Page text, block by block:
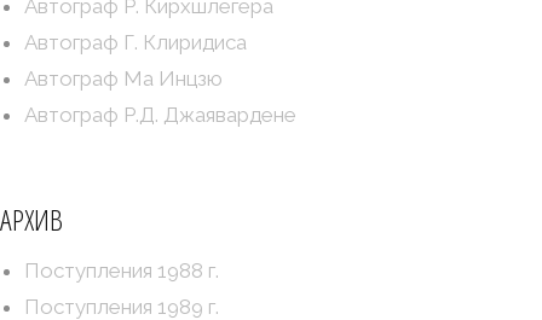
Автограф Р. Кирхшлегера
Автограф Г. Клиридиса
Автограф Ма Инцзю
Автограф Р.Д. Джаявардене
АРХИВ
Поступления 1988 г.
Поступления 1989 г.